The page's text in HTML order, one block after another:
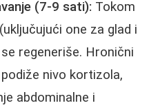
(7-9 sati): Tokom
one za glad i
regeneriše. Hronični
nivo kortizola,
abdominalne i